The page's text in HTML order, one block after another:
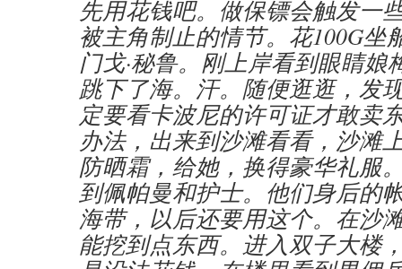
先用花钱吧。做保镖会触发一
被主角制止的情节。花100G坐
门戈·秘鲁。刚上岸看到眼睛娘
跳下了海。汗。随便逛逛，发
定要看卡波尼的许可证才敢卖
办法，出来到沙滩看看，沙滩
防晒霜，给她，换得豪华礼服
到佩帕曼和护士。他们身后的
海带，以后还要用这个。在沙
能挖到点东西。进入双子大楼